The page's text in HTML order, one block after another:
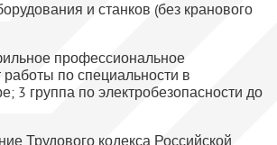
и станков (без кранового
профессиональное
по специальности в
3 группа по электробезопасности до
Трудового кодекса Российской